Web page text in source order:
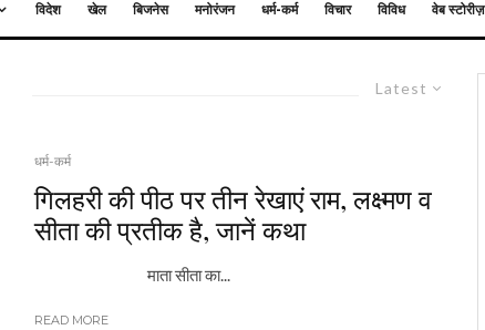
विदेश खेल बिजनेस मनोरंजन धर्म-कर्म विचार विविध वेब स्टोरीज़
Latest
धर्म-कर्म
गिलहरी की पीठ पर तीन रेखाएं राम, लक्ष्मण व
सीता की प्रतीक है, जानें कथा
माता सीता का...
READ MORE